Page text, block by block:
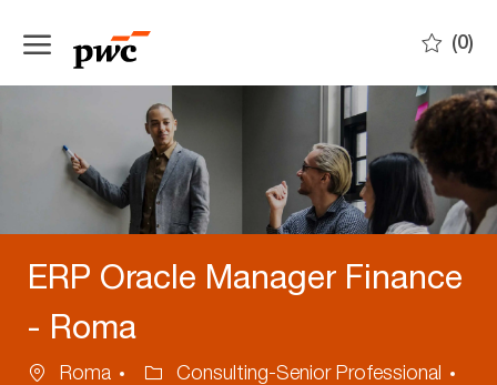
(0)
ERP Oracle Manager Finance
- Roma
Location
Roma Category
Consulting-Senior Professional